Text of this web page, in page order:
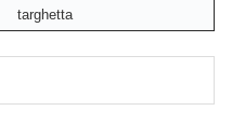
targhetta